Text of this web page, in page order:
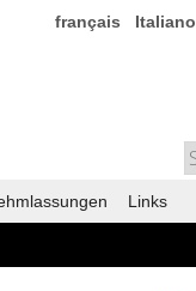
français Italiano
Links